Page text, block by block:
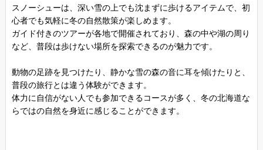
スノーシューは、深い雪の上でも沈まずに歩けるアイテムで、初
心者でも気軽に冬の自然散策が楽しめます。
ガイド付きのツアーが各地で開催されており、森の中や湖の周り
など、普段は歩けない場所を探索できるのが魅力です。
動物の足跡を見つけたり、静かな雪の森の音に耳を傾けたりと、
普段の旅行とは違う体験ができます。
体力に自信がない人でも参加できるコースが多く、冬の北海道な
らではの自然を身近に感じることができます。